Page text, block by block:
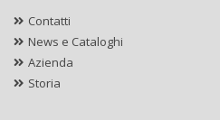
Contatti
News e Cataloghi
Azienda
Storia